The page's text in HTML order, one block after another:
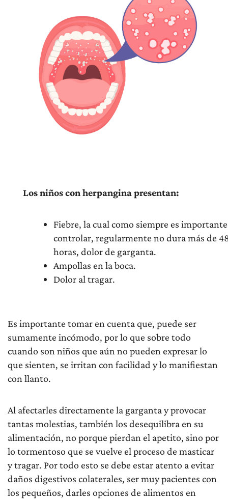
Los niños con herpangina presentan:
Fiebre, la cual como siempre es importante
controlar, regularmente no dura más de
horas, dolor de garganta.
Ampollas en la boca.
Dolor al tragar.
Es importante tomar en cuenta que, puede ser
sumamente incómodo, por lo que sobre todo
cuando son niños que aún no pueden expresar lo
que sienten, se irritan con facilidad y lo manifiestan
con llanto.
Al afectarles directamente la garganta y provocar
tantas molestias, también los desequilibra en su
alimentación, no porque pierdan el apetito, sino por
lo tormentoso que se vuelve el proceso de masticar
y tragar. Por todo esto se debe estar atento a evitar
daños digestivos colaterales, ser muy pacientes con
los pequeños, darles opciones de alimentos en